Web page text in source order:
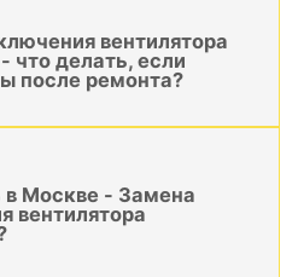
вентилятора
что делать, если
после ремонта?
в Москве - Замена
вентилятора